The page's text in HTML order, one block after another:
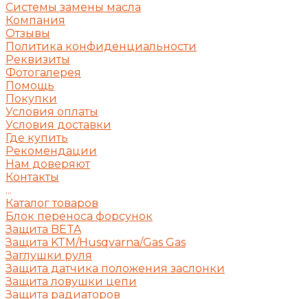
Системы замены масла
Компания
Отзывы
Политика конфиденциальности
Реквизиты
Фотогалерея
Помощь
Покупки
Условия оплаты
Условия доставки
Где купить
Рекомендации
Нам доверяют
Контакты
...
Каталог товаров
Блок переноса форсунок
Защита BETA
Защита KTM/Husqvarna/Gas Gas
Заглушки руля
Защита датчика положения заслонки
Защита ловушки цепи
Защита радиаторов